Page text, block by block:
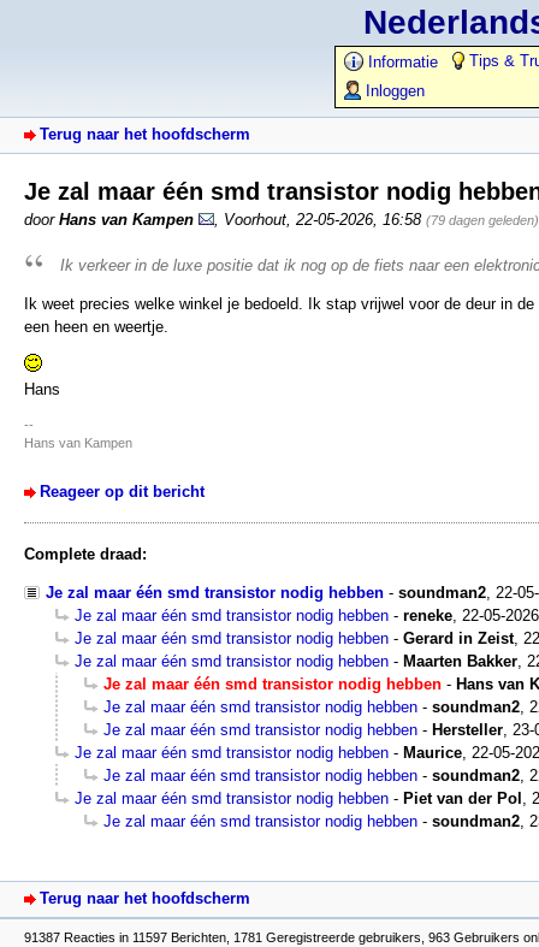
Informatie
Tips &
Inloggen
Terug naar het hoofdscherm
Je zal maar één smd transistor nodig
door Hans van Kampen Voorhout 22-05-2026, 16:58 (79 dagen geleden)
Ik verkeer in de luxe positie dat ik nog op de fiets naar een
Ik weet precies welke winkel je bedoeld. Ik stap vrijwel voor de deur in
een heen en weertje.
Hans
--
Hans van Kampen
Reageer op dit bericht
Complete draad:
Je zal maar één smd transistor nodig hebben - soundman2, 22-
Je zal maar één smd transistor nodig hebben - reneke, 22-05-
Je zal maar één smd transistor nodig hebben - Gerard in Zeist,
Je zal maar één smd transistor nodig hebben - Maarten Bakker,
Je zal maar één smd transistor nodig hebben - Hans van
Je zal maar één smd transistor nodig hebben - soundman2,
Je zal maar één smd transistor nodig hebben - Hersteller, 23-
Je zal maar één smd transistor nodig hebben - Maurice, 22-05-
Je zal maar één smd transistor nodig hebben - soundman2,
Je zal maar één smd transistor nodig hebben - Piet van der Pol ,
Je zal maar één smd transistor nodig hebben - soundman2,
Terug naar het hoofdscherm
91387 Reacties in 11597 Berichten, 1781 Geregistreerde gebruikers, 963 Gebruikers